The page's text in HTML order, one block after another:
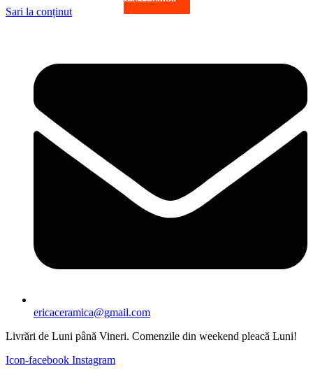
Sari la conținut
ericaceramica@gmail.com
Livrări de Luni până Vineri. Comenzile din weekend pleacă Luni!
Icon-facebook Instagram